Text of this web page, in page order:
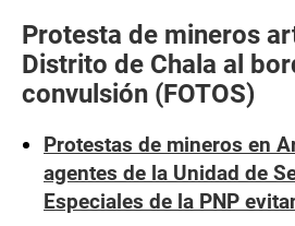
Protesta de mineros
Distrito de Chala al
convulsión (FOTOS)
Protestas de mineros en
agentes de la Unidad de
Especiales de la PNP